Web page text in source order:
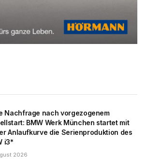
Nachfrage nach vorgezogenem
BMW Werk München startet mit
Anlaufkurve die Serienproduktion des
i3*
2026